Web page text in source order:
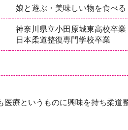
娘と遊ぶ・美味しい物を食べる
神奈川県立小田原城東高校卒業
日本柔道整復専門学校卒業
療というものに興味を持ち柔道